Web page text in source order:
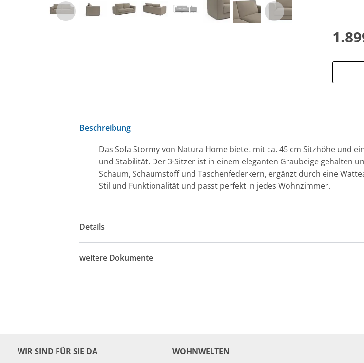
Beschreibung
Das Sofa Stormy von Natura Home bietet mit ca. 45 cm Sitzhöhe und
und Stabilität. Der 3-Sitzer ist in einem eleganten Graubeige gehalten
Schaum, Schaumstoff und Taschenfederkern, ergänzt durch eine
Stil und Funktionalität und passt perfekt in jedes Wohnzimmer.
Details
weitere Dokumente
WIR SIND FÜR SIE DA WOHNWELTEN